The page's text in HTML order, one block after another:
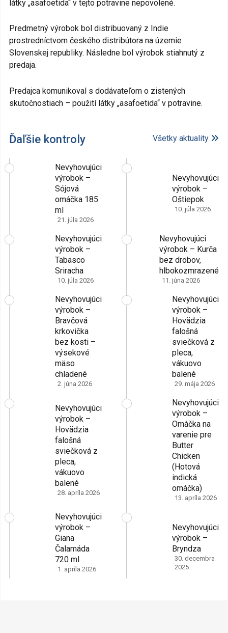
látky „asafoetida“ v tejto potravine nepovolené.
Predmetný výrobok bol distribuovaný z Indie
prostredníctvom českého distribútora na územie
Slovenskej republiky. Následne bol výrobok stiahnutý z
predaja.
Predajca komunikoval s dodávateľom o zistených
skutočnostiach – použití látky „asafoetida“ v potravine.
Ďaľšie kontroly Všetky aktuality
Nevyhovujúci
výrobok –
Sójová
omáčka 185
ml
21. júla 2026
Nevyhovujúci
výrobok –
Oštiepok
10. júla 2026
Nevyhovujúci
výrobok –
Tabasco
Sriracha
10. júla 2026
Nevyhovujúci
výrobok – Kurča
bez drobov,
hlbokozmrazené
11. júna 2026
Nevyhovujúci
výrobok –
Bravčová
krkovička
bez kosti –
výsekové
mäso
chladené
2. júna 2026
Nevyhovujúci
výrobok –
Hovädzia
falošná
sviečková z
pleca,
vákuovo
balené
29. mája 2026
Nevyhovujúci
výrobok –
Hovädzia
falošná
sviečková z
pleca,
vákuovo
balené
28. apríla 2026
Nevyhovujúci
výrobok –
Omáčka na
varenie pre
Butter
Chicken
(Hotová
indická
omáčka)
13. apríla 2026
Nevyhovujúci
výrobok –
Giana
Čalamáda
720 ml
1. apríla 2026
Nevyhovujúci
výrobok –
Bryndza
30. decembra
2025